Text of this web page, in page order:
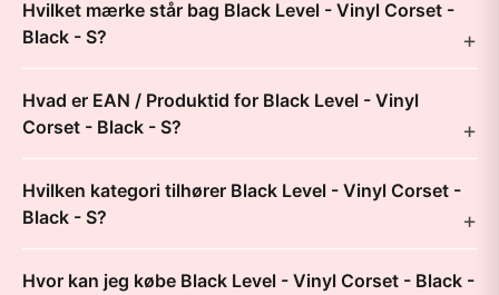
Hvilket mærke står bag Black Level - Vinyl Corset -
Black - S?
Hvad er EAN / Produktid for Black Level - Vinyl
Corset - Black - S?
Hvilken kategori tilhører Black Level - Vinyl Corset -
Black - S?
Hvor kan jeg købe Black Level - Vinyl Corset - Black -